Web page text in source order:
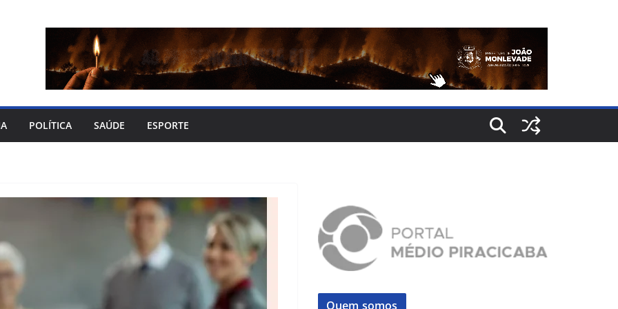
POLÍTICA SAÚDE ESPORTE
Quem somos